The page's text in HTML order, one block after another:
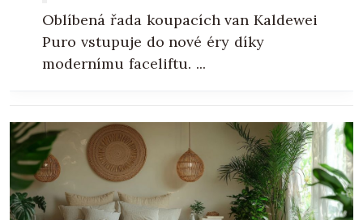
Oblíbená řada koupacích van Kaldewei
Puro vstupuje do nové éry díky
modernímu faceliftu. ...